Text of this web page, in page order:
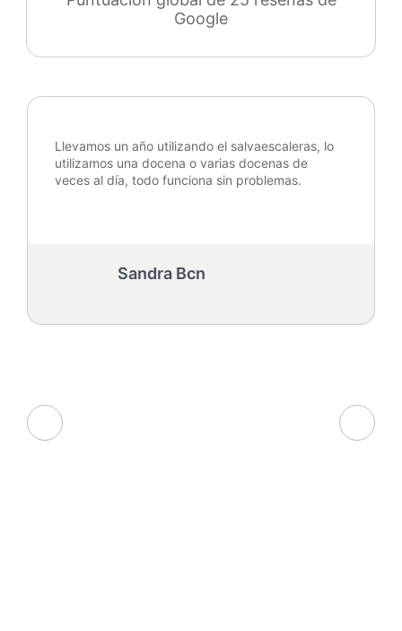
Google
Sandra Bcn
Llevamos un año utilizando el salvaescaleras, lo
utilizamos una docena o varias docenas de
veces al día, todo funciona sin problemas.